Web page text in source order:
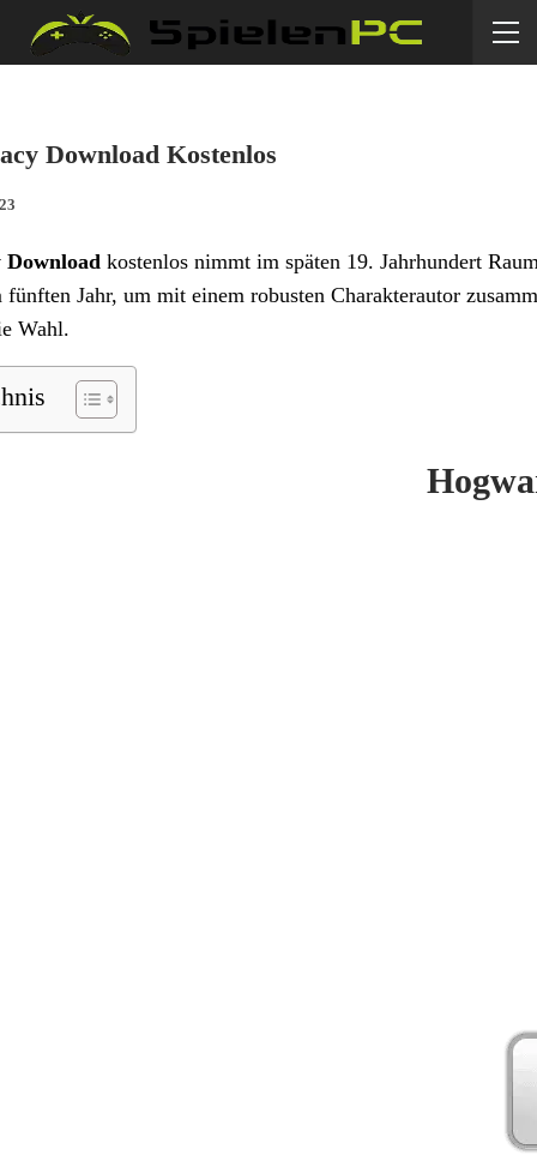
Download Kostenlos
Download kostenlos nimmt im späten 19. Jahrhundert
fünften Jahr, um mit einem robusten Charakterautor
Wahl.